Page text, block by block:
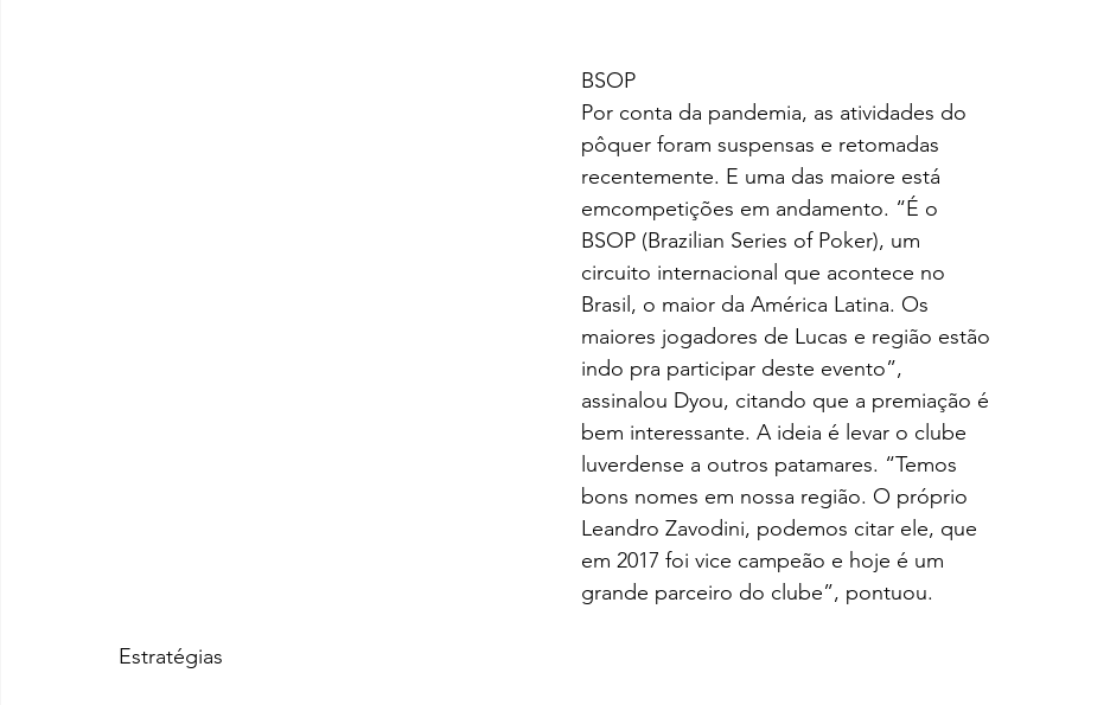
BSOP
Por conta da pandemia, as atividades do
pôquer foram suspensas e retomadas
recentemente. E uma das maiore está
emcompetições em andamento. “É o
BSOP (Brazilian Series of Poker), um
circuito internacional que acontece no
Brasil, o maior da América Latina. Os
maiores jogadores de Lucas e região estão
indo pra participar deste evento”,
assinalou Dyou, citando que a premiação é
bem interessante. A ideia é levar o clube
luverdense a outros patamares. “Temos
bons nomes em nossa região. O próprio
Leandro Zavodini, podemos citar ele, que
em 2017 foi vice campeão e hoje é um
grande parceiro do clube”, pontuou.
Estratégias